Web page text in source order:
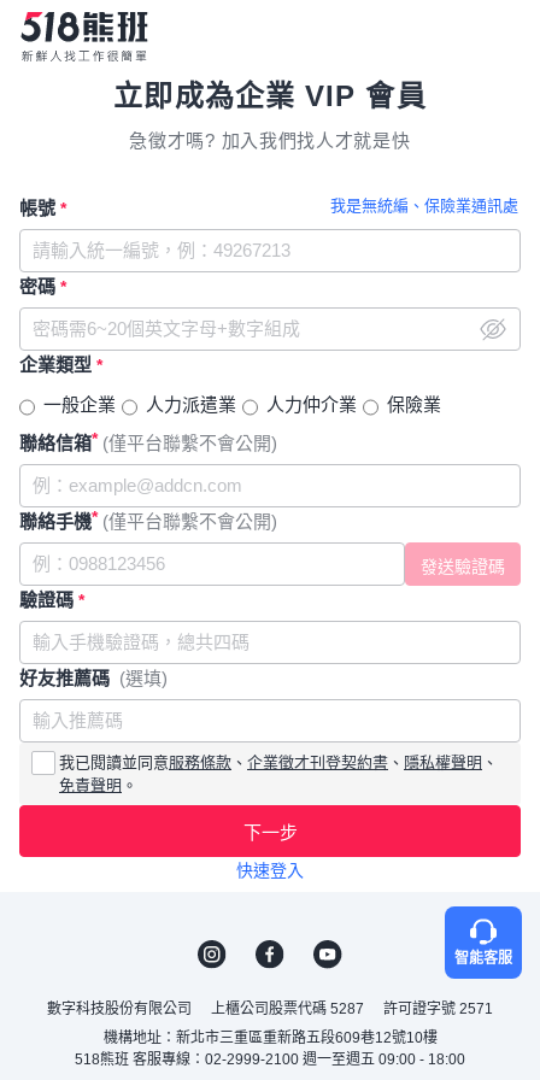
立即成為企業 VIP 會員
急徵才嗎? 加入我們找人才就是快
我是無統編、保險業通訊處
帳號 *
密碼 *
企業類型 *
一般企業 人力派遣業 人力仲介業
保險業
聯絡信箱* (僅平台聯繫不會公開)
聯絡手機* (僅平台聯繫不會公開)
驗證碼 *
好友推薦碼 (選填)
我已閱讀並同意服務條款 、 企業徵才刊登契約書 、 隱私權聲明 、
免責聲明 。
下一步
快速登入
智能客服
數字科技股份有限公司 上櫃公司股票代碼 5287
許可證字號 2571
機構地址：新北市三重區重新路五段609巷12號10樓
518熊班 客服專線：02-2999-2100 週一至週五 09:00 - 18:00